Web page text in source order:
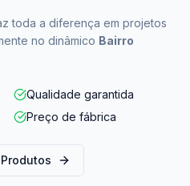
toda a diferença em projetos
no dinâmico Bairro
Qualidade garantida
Preço de fábrica